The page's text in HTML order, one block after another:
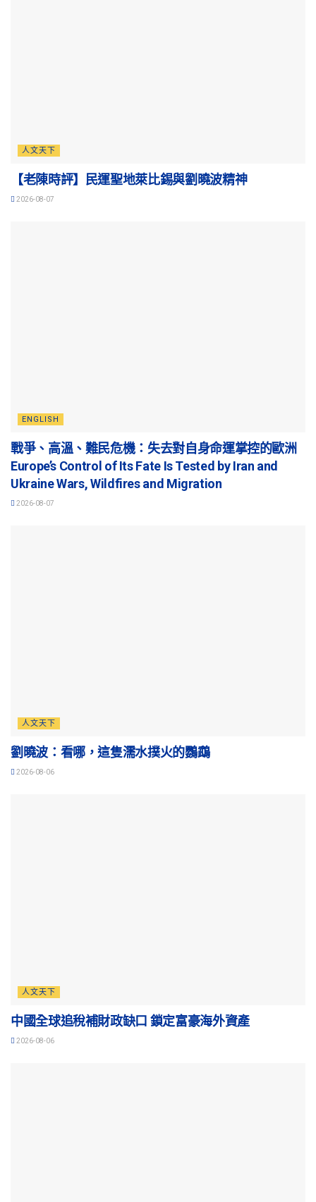
人文天下
【老陳時評】民運聖地萊比錫與劉曉波精神
2026-08-07
ENGLISH
戰爭、高溫、難民危機：失去對自身命運掌控的歐洲
Europe’s Control of Its Fate Is Tested by Iran and
Ukraine Wars, Wildfires and Migration
2026-08-07
人文天下
劉曉波：看哪，這隻濡水撲火的鸚鵡
2026-08-06
人文天下
中國全球追稅補財政缺口 鎖定富豪海外資產
2026-08-06